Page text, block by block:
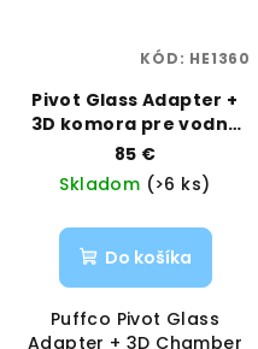
Pivot Glass Adapter +
3D komora pre vodné
bonga | Puffco |
Vaporama
85 €
Skladom (>6 ks)
Do košíka
Puffco Pivot Glass
Adapter + 3D Chamber
KÓD: HE1360